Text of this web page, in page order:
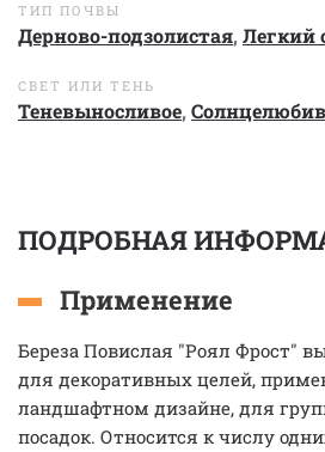
ТИП ПОЧВЫ
Дерново-подзолистая, Легкий
СВЕТ ИЛИ ТЕНЬ
Теневыносливое,
ПОДРОБНАЯ
Применение
Береза Повислая "Роял Фрост"
для декоративных целей,
ландшафтном дизайне, для
посадок. Относится к числу